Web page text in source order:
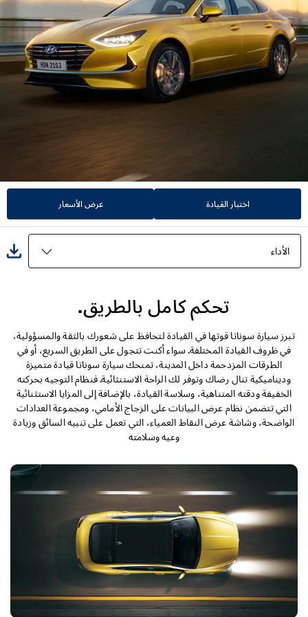
اختبار القيادة عرض الأسعار
الأداء
التصميم الداخلي
الأداء
الأمان
المواصفات
تحكم كامل بالطريق.
تبرز سيارة سوناتا قوتها في القيادة لتحافظ على شعورك بالثقة والمسؤولية،
في ظروف القيادة المختلفة. سواء أكنت تتجول على الطريق السريع، أو في
الطرقات المزدحمة داخل المدينة، تمنحك سيارة سوناتا قيادة متميزة
وديناميكية تنال رضاك وتوفر لك الراحة الاستنثائية. فنظام التوجيه بحركته
الخفيفة ودقته المتناهية، وسلاسة القيادة، بالإضافة إلى المزايا الاستثنائية
التي تتضمن نظام عرض البيانات على الزجاج الأمامي، ومجموعة العدادات
الواضحة، وشاشة عرض النقاط العمياء، التي تعمل على تنبيه السائق وزيادة
وعيه وسلامته